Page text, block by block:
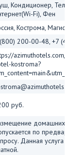
Кондиционер,
Fi), Фен
Кострома,
200-00-48, +7
azimuthotels.com/
kostroma?
руб.
домашних
по
Данная услуга